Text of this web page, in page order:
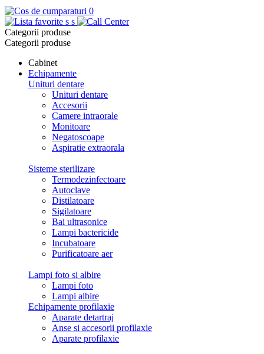
0
s s
Categorii produse
Categorii produse
Cabinet
Echipamente
Unituri dentare
Unituri dentare
Accesorii
Camere intraorale
Monitoare
Negatoscoape
Aspiratie extraorala
Sisteme sterilizare
Termodezinfectoare
Autoclave
Distilatoare
Sigilatoare
Bai ultrasonice
Lampi bactericide
Incubatoare
Purificatoare aer
Lampi foto si albire
Lampi foto
Lampi albire
Echipamente profilaxie
Aparate detartraj
Anse si accesorii profilaxie
Aparate profilaxie